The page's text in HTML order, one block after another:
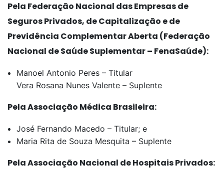
Pela Federação Nacional das Empresas de
Seguros Privados, de Capitalização e de
Previdência Complementar Aberta (Federação
Nacional de Saúde Suplementar – FenaSaúde):
Manoel Antonio Peres – Titular
Vera Rosana Nunes Valente – Suplente
Pela Associação Médica Brasileira:
José Fernando Macedo – Titular; e
Maria Rita de Souza Mesquita – Suplente
Pela Associação Nacional de Hospitais Privados: